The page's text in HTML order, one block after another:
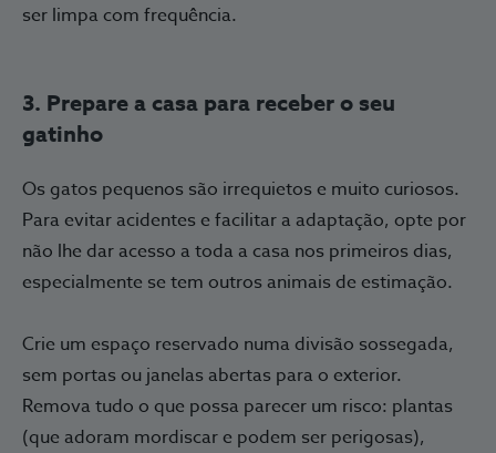
ser limpa com frequência.
3. Prepare a casa para receber o seu
gatinho
Os gatos pequenos são irrequietos e muito curiosos.
Para evitar acidentes e facilitar a adaptação, opte por
não lhe dar acesso a toda a casa nos primeiros dias,
especialmente se tem outros animais de estimação.
Crie um espaço reservado numa divisão sossegada,
sem portas ou janelas abertas para o exterior.
Remova tudo o que possa parecer um risco: plantas
(que adoram mordiscar e podem ser perigosas),